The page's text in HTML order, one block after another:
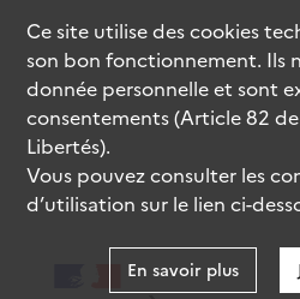
Ce site utilise descookies
son bon fonctionnement. Ils
donnée personnelle et sont
consentements (Article 82
Libertés).
Vous pouvez consulter les
d’utilisation sur le lien ci-
En savoir plus